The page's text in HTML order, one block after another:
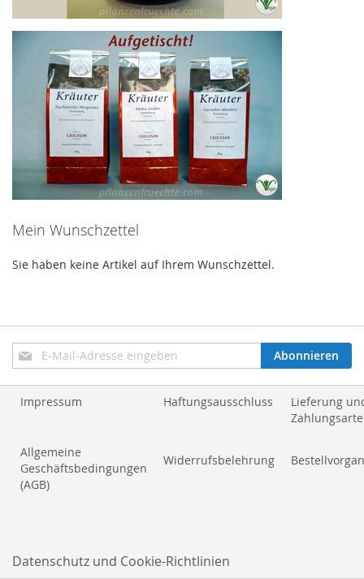
Mein Wunschzettel
Sie haben keine Artikel auf Ihrem Wunschzettel.
Anmeldung
zum
Newsletter:
Abonnieren
Impressum Haftungsausschluss
Lieferung
Allgemeine
Geschäftsbedingungen
(AGB)
Widerrufsbelehrung
Datenschutz und Cookie-Richtlinien